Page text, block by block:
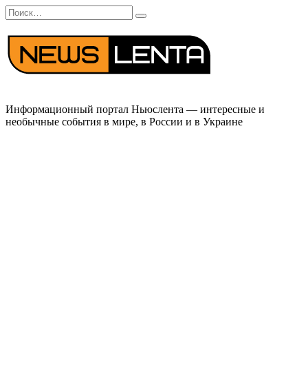
Перейти
к
содержанию
Search
for:
Информационный портал Ньюслента — интересные и
необычные события в мире, в России и в Украине